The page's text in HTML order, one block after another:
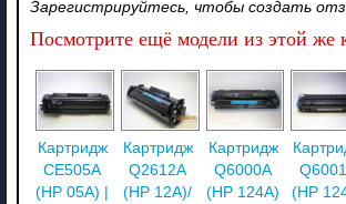
Зарегистрируйтесь, чтобы создать
Посмотрите ещё модели из этой же
Картридж
CE505A
(HP 05A) |
Картридж
Q2612A
(HP 12A)/
Картридж
Q6000A
(HP 124A)
(HP